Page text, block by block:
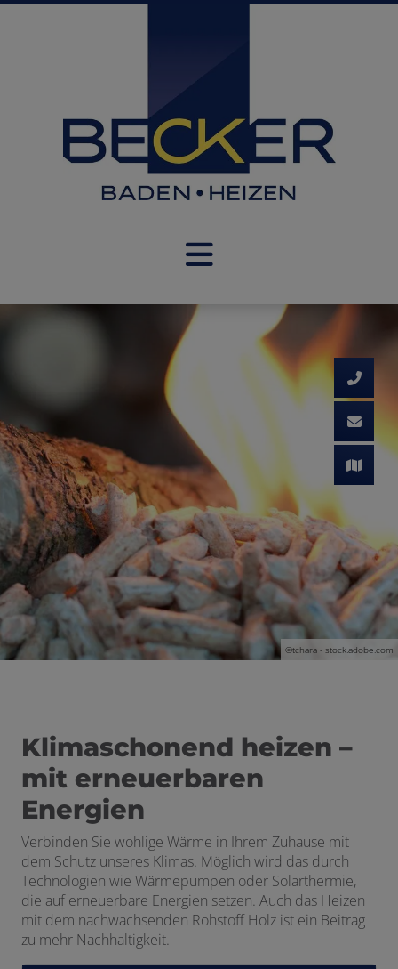
©tchara - stock.adobe.com
Klimaschonend heizen –
mit erneuerbaren
Energien
Verbinden Sie wohlige Wärme in Ihrem Zuhause mit
dem Schutz unseres Klimas. Möglich wird das durch
Technologien wie Wärmepumpen oder Solarthermie,
die auf erneuerbare Energien setzen. Auch das Heizen
mit dem nachwachsenden Rohstoff Holz ist ein Beitrag
zu mehr Nachhaltigkeit.